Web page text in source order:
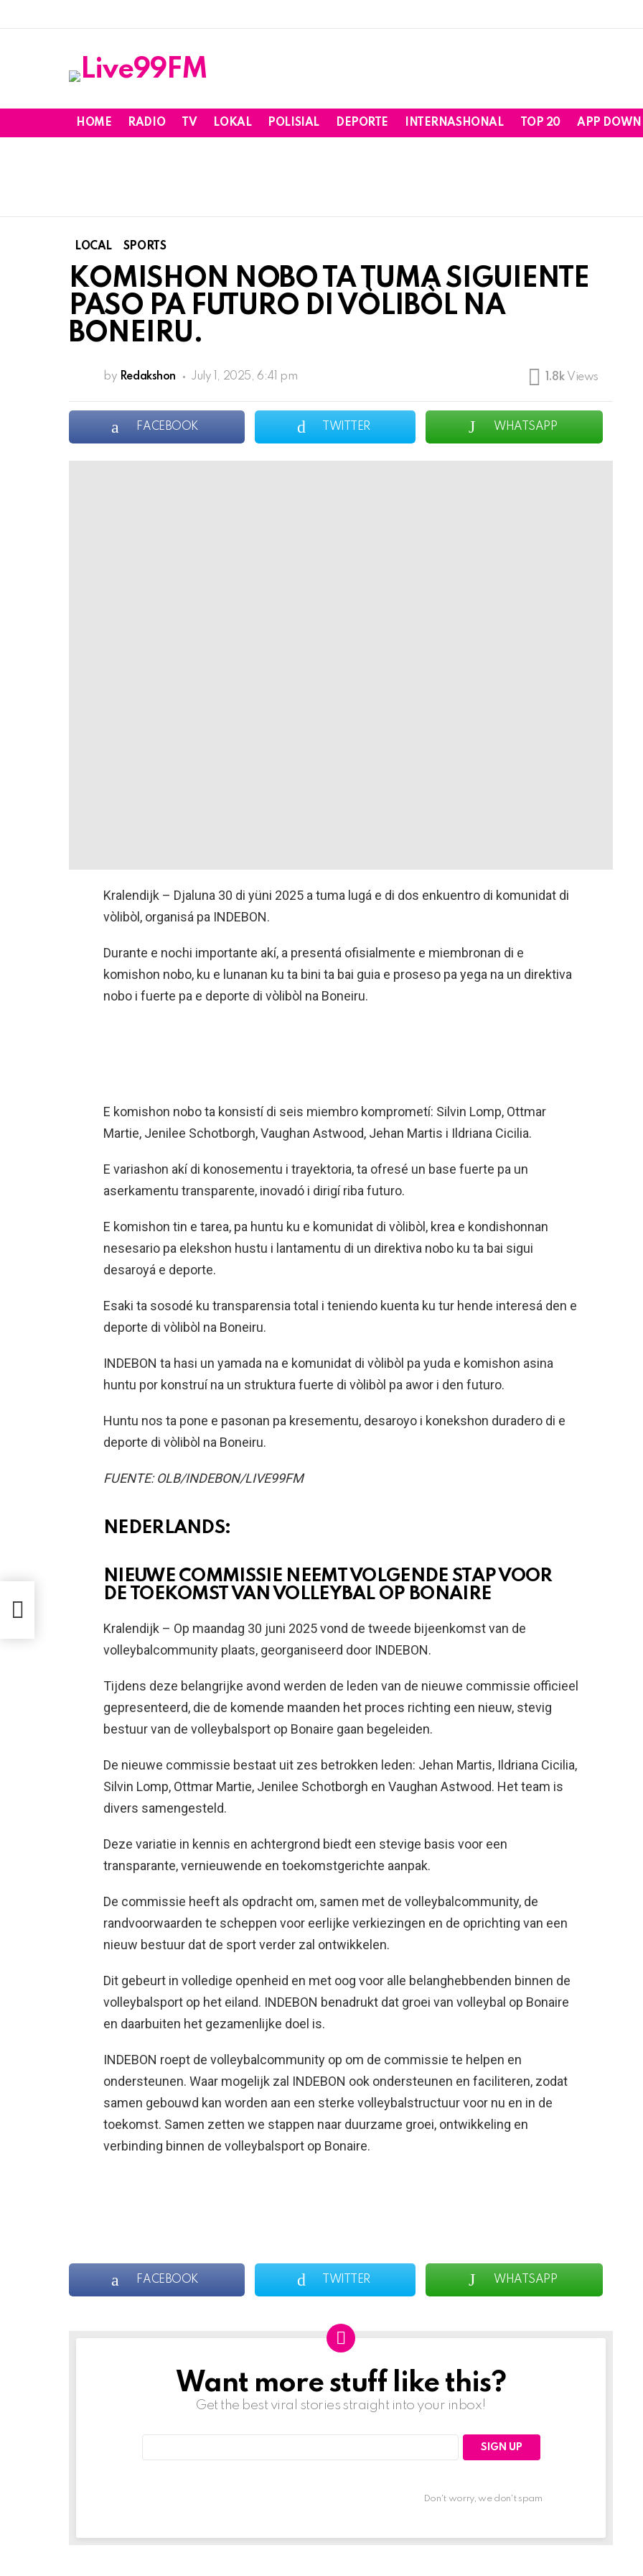
HOME RADIO TV LOKAL POLISIAL DEPORTE INTERNASHONAL TOP 20 APP
LOCAL SPORTS
KOMISHON NOBO TA TUMA SIGUIENTE
PASO PA FUTURO DI VÒLIBÒL NA
BONEIRU.
by Redakshon July 1, 2025, 6:41 pm 1.8k Views
FACEBOOK TWITTER WHATSAPP
Kralendijk – Djaluna 30 di yüni 2025 a tuma lugá e di dos enkuentro di komunidat di
vòlibòl, organisá pa INDEBON.
Durante e nochi importante akí, a presentá ofisialmente e miembronan di e
komishon nobo, ku e lunanan ku ta bini ta bai guia e proseso pa yega na un direktiva
nobo i fuerte pa e deporte di vòlibòl na Boneiru.
E komishon nobo ta konsistí di seis miembro komprometí: Silvin Lomp, Ottmar
Martie, Jenilee Schotborgh, Vaughan Astwood, Jehan Martis i Ildriana Cicilia.
E variashon akí di konosementu i trayektoria, ta ofresé un base fuerte pa un
aserkamentu transparente, inovadó i dirigí riba futuro.
E komishon tin e tarea, pa huntu ku e komunidat di vòlibòl, krea e kondishonnan
nesesario pa elekshon hustu i lantamentu di un direktiva nobo ku ta bai sigui
desaroyá e deporte.
Esaki ta sosodé ku transparensia total i teniendo kuenta ku tur hende interesá den e
deporte di vòlibòl na Boneiru.
INDEBON ta hasi un yamada na e komunidat di vòlibòl pa yuda e komishon asina
huntu por konstruí na un struktura fuerte di vòlibòl pa awor i den futuro.
Huntu nos ta pone e pasonan pa kresementu, desaroyo i konekshon duradero di e
deporte di vòlibòl na Boneiru.
FUENTE: OLB/INDEBON/LIVE99FM
NEDERLANDS:
NIEUWE COMMISSIE NEEMT VOLGENDE STAP VOOR
DE TOEKOMST VAN VOLLEYBAL OP BONAIRE
Kralendijk – Op maandag 30 juni 2025 vond de tweede bijeenkomst van de
volleybalcommunity plaats, georganiseerd door INDEBON.
Tijdens deze belangrijke avond werden de leden van de nieuwe commissie officieel
gepresenteerd, die de komende maanden het proces richting een nieuw, stevig
bestuur van de volleybalsport op Bonaire gaan begeleiden.
De nieuwe commissie bestaat uit zes betrokken leden: Jehan Martis, Ildriana Cicilia,
Silvin Lomp, Ottmar Martie, Jenilee Schotborgh en Vaughan Astwood. Het team is
divers samengesteld.
Deze variatie in kennis en achtergrond biedt een stevige basis voor een
transparante, vernieuwende en toekomstgerichte aanpak.
De commissie heeft als opdracht om, samen met de volleybalcommunity, de
randvoorwaarden te scheppen voor eerlijke verkiezingen en de oprichting van een
nieuw bestuur dat de sport verder zal ontwikkelen.
Dit gebeurt in volledige openheid en met oog voor alle belanghebbenden binnen de
volleybalsport op het eiland. INDEBON benadrukt dat groei van volleybal op Bonaire
en daarbuiten het gezamenlijke doel is.
INDEBON roept de volleybalcommunity op om de commissie te helpen en
ondersteunen. Waar mogelijk zal INDEBON ook ondersteunen en faciliteren, zodat
samen gebouwd kan worden aan een sterke volleybalstructuur voor nu en in de
toekomst. Samen zetten we stappen naar duurzame groei, ontwikkeling en
verbinding binnen de volleybalsport op Bonaire.
FACEBOOK TWITTER WHATSAPP
NEWSLETTERWant more stuff like this?
Get the best viral stories straight into your inbox!
Don't worry, we don't spam